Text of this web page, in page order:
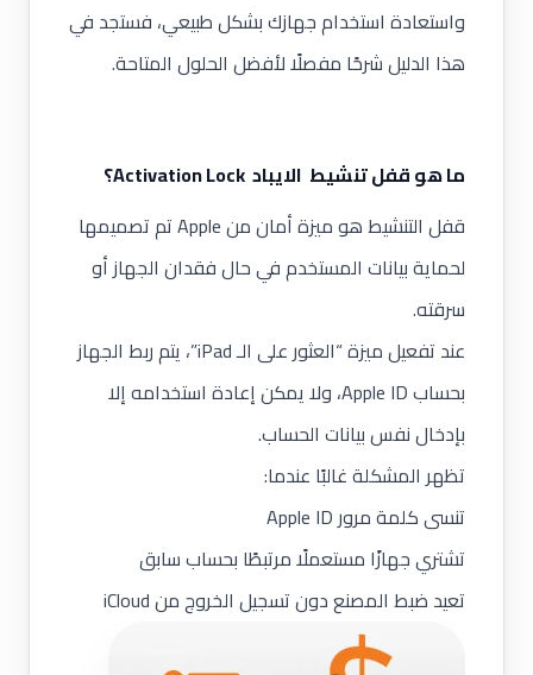
واستعادة استخدام جهازك بشكل طبيعي، فستجد في
هذا الدليل شرحًا مفصلًا لأفضل الحلول المتاحة.
ما هو قفل تنشيط الايباد Activation Lock؟
قفل التنشيط هو ميزة أمان منAppleتم تصميمها
لحماية بيانات المستخدم في حال فقدان الجهاز أو
سرقته.
عند تفعيل ميزة “العثور على الـ iPad”، يتم ربط الجهاز
بحساب Apple ID، ولا يمكن إعادة استخدامه إلا
بإدخال نفس بيانات الحساب.
تظهر المشكلة غالبًا عندما:
تنسى كلمة مرور Apple ID
تشتري جهازًا مستعملًا مرتبطًا بحساب سابق
تعيد ضبط المصنع دون تسجيل الخروج من iCloud